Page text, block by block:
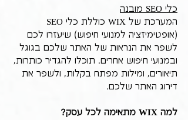
כלי SEO מובנה
(אופטימיזציה למנועי חיפוש) שיעזרו לכם
לשפר את הנראות של האתר שלכם בגוגל
ובמנועי חיפוש אחרים. תוכלו להגדיר כותרות,
תיאורים, ומילות מפתח בקלות, ולשפר את
דירוג האתר שלכם.
למה WIX מתאימה לכל עסק?